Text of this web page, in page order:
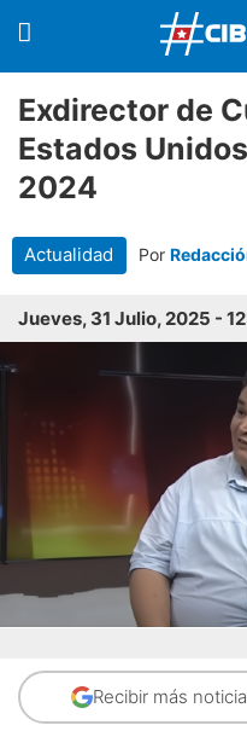
Exdirector de
Estados
2024
Actualidad Por
Jueves, 31 Julio, 2025 -
Recibir más